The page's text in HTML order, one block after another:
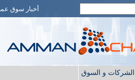
أخبار سوق
الشركات و السوق